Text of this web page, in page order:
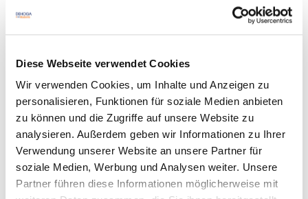
Diese Webseite verwendet Cookies
Wir verwenden Cookies, um Inhalte und Anzeigen zu
personalisieren, Funktionen für soziale Medien anbieten
zu können und die Zugriffe auf unsere Website zu
analysieren. Außerdem geben wir Informationen zu Ihrer
Verwendung unserer Website an unsere Partner für
soziale Medien, Werbung und Analysen weiter. Unsere
Partner führen diese Informationen möglicherweise mit
Termine
Jederzeit verfügbar
DA-0000346, Freie Plätze, findet garantiert
statt, Online
29,00 € Mitglieder | 41,00 € Standard
zzgl. MwSt.